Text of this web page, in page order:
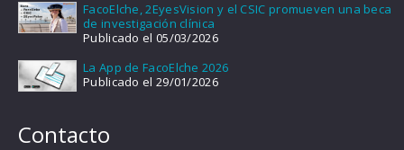
FacoElche, 2EyesVision y el CSIC promueven una beca
de investigación clínica
Publicado el 05/03/2026
La App de FacoElche 2026
Publicado el 29/01/2026
Contacto